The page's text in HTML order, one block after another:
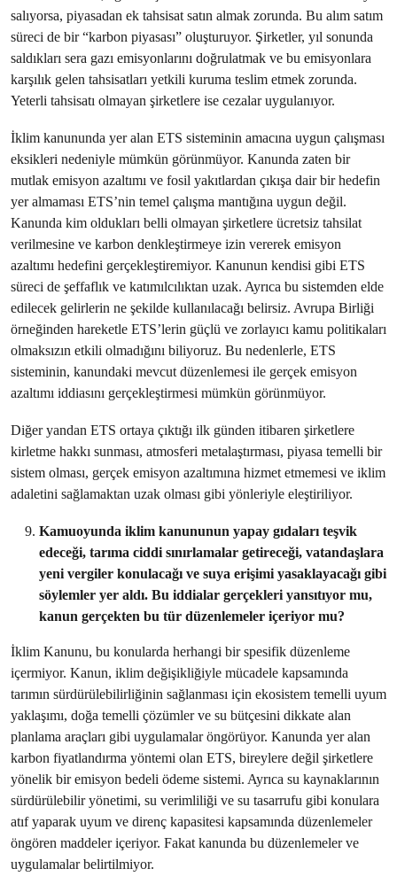
salıyorsa, piyasadan ek tahsisat satın almak zorunda. Bu alım satım
süreci de bir “karbon piyasası” oluşturuyor. Şirketler, yıl sonunda
saldıkları sera gazı emisyonlarını doğrulatmak ve bu emisyonlara
karşılık gelen tahsisatları yetkili kuruma teslim etmek zorunda.
Yeterli tahsisatı olmayan şirketlere ise cezalar uygulanıyor.
İklim kanununda yer alan ETS sisteminin amacına uygun çalışması
eksikleri nedeniyle mümkün görünmüyor. Kanunda zaten bir
mutlak emisyon azaltımı ve fosil yakıtlardan çıkışa dair bir hedefin
yer almaması ETS’nin temel çalışma mantığına uygun değil.
Kanunda kim oldukları belli olmayan şirketlere ücretsiz tahsilat
verilmesine ve karbon denkleştirmeye izin vererek emisyon
azaltımı hedefini gerçekleştiremiyor. Kanunun kendisi gibi ETS
süreci de şeffaflık ve katımılcılıktan uzak. Ayrıca bu sistemden elde
edilecek gelirlerin ne şekilde kullanılacağı belirsiz. Avrupa Birliği
örneğinden hareketle ETS’lerin güçlü ve zorlayıcı kamu politikaları
olmaksızın etkili olmadığını biliyoruz. Bu nedenlerle, ETS
sisteminin, kanundaki mevcut düzenlemesi ile gerçek emisyon
azaltımı iddiasını gerçekleştirmesi mümkün görünmüyor.
Diğer yandan ETS ortaya çıktığı ilk günden itibaren şirketlere
kirletme hakkı sunması, atmosferi metalaştırması, piyasa temelli bir
sistem olması, gerçek emisyon azaltımına hizmet etmemesi ve iklim
adaletini sağlamaktan uzak olması gibi yönleriyle eleştiriliyor.
Kamuoyunda iklim kanununun yapay gıdaları teşvik
edeceği, tarıma ciddi sınırlamalar getireceği, vatandaşlara
yeni vergiler konulacağı ve suya erişimi yasaklayacağı gibi
söylemler yer aldı. Bu iddialar gerçekleri yansıtıyor mu,
kanun gerçekten bu tür düzenlemeler içeriyor mu?
İklim Kanunu, bu konularda herhangi bir spesifik düzenleme
içermiyor. Kanun, iklim değişikliğiyle mücadele kapsamında
tarımın sürdürülebilirliğinin sağlanması için ekosistem temelli uyum
yaklaşımı, doğa temelli çözümler ve su bütçesini dikkate alan
planlama araçları gibi uygulamalar öngörüyor. Kanunda yer alan
karbon fiyatlandırma yöntemi olan ETS, bireylere değil şirketlere
yönelik bir emisyon bedeli ödeme sistemi. Ayrıca su kaynaklarının
sürdürülebilir yönetimi, su verimliliği ve su tasarrufu gibi konulara
atıf yaparak uyum ve direnç kapasitesi kapsamında düzenlemeler
öngören maddeler içeriyor. Fakat kanunda bu düzenlemeler ve
uygulamalar belirtilmiyor.